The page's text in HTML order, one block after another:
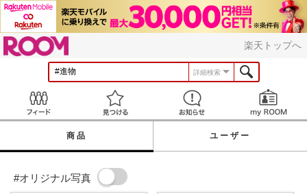
楽天トップへ
詳細検索
見つける お知らせ
商品 ユーザー
#オリジナル写真